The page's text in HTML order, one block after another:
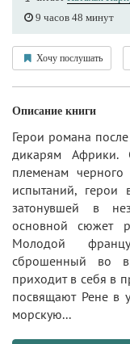
9 часов 48 минут
Хочу послушать
Описание книги
Герои романа
дикарям Африки.
племенам
испытаний, герои
затонувшей в
основной сюжет
Молодой
сброшенный во
приходит в себя в
посвящают Рене в
морскую...